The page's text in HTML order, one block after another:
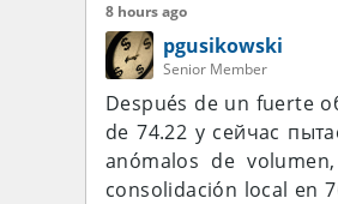
8 hours ago
pgusikowski
Senior Member
Después de un fuerte
de 74.22 y сейчас
anómalos de
consolidación local en